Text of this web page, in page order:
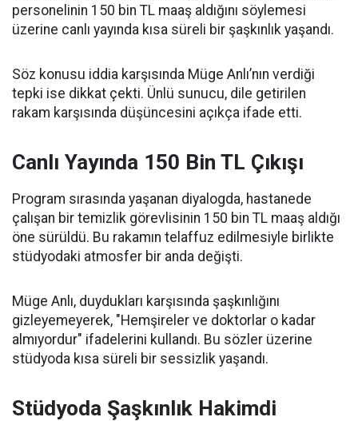
personelinin 150 bin TL maaş aldığını söylemesi
üzerine canlı yayında kısa süreli bir şaşkınlık yaşandı.
Söz konusu iddia karşısında Müge Anlı’nın verdiği
tepki ise dikkat çekti. Ünlü sunucu, dile getirilen
rakam karşısında düşüncesini açıkça ifade etti.
Canlı Yayında 150 Bin TL Çıkışı
Program sırasında yaşanan diyalogda, hastanede
çalışan bir temizlik görevlisinin 150 bin TL maaş aldığı
öne sürüldü. Bu rakamın telaffuz edilmesiyle birlikte
stüdyodaki atmosfer bir anda değişti.
Müge Anlı, duydukları karşısında şaşkınlığını
gizleyemeyerek, "Hemşireler ve doktorlar o kadar
almıyordur" ifadelerini kullandı. Bu sözler üzerine
stüdyoda kısa süreli bir sessizlik yaşandı.
Stüdyoda Şaşkınlık Hakimdi